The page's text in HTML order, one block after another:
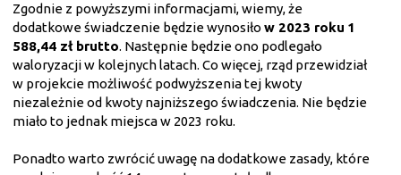
Zgodnie z powyższymi informacjami, wiemy, że
dodatkowe świadczenie będzie wynosiło w 2023 roku 1
588,44 zł brutto. Następnie będzie ono podlegało
waloryzacji w kolejnych latach. Co więcej, rząd przewidział
w projekcie możliwość podwyższenia tej kwoty
niezależnie od kwoty najniższego świadczenia. Nie będzie
miało to jednak miejsca w 2023 roku.
Ponadto warto zwrócić uwagę na dodatkowe zasady, które